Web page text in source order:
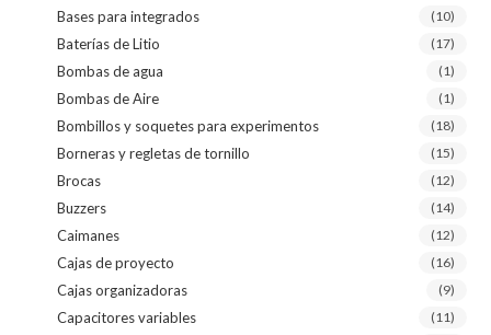
Bases para integrados (10)
Baterías de Litio (17)
Bombas de agua (1)
Bombas de Aire (1)
Bombillos y soquetes para experimentos (18)
Borneras y regletas de tornillo (15)
Brocas (12)
Buzzers (14)
Caimanes (12)
Cajas de proyecto (16)
Cajas organizadoras (9)
Capacitores variables (11)